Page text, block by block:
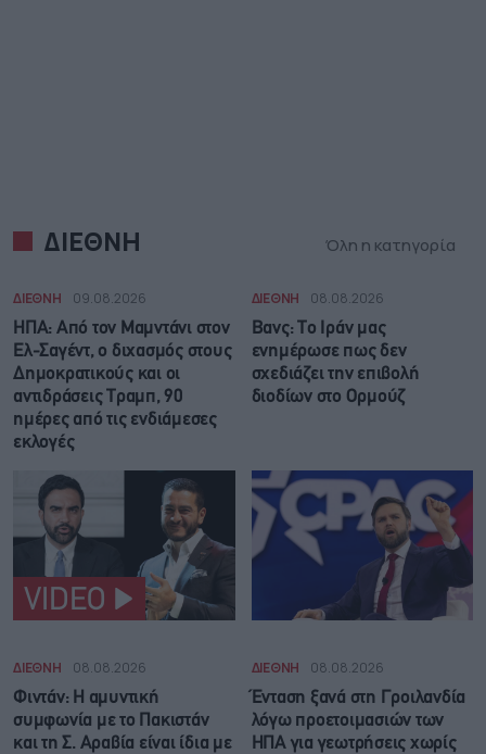
ΔΙΕΘΝΗ Όλη η κατηγορία
ΔΙΕΘΝΗ 09.08.2026
ΗΠΑ: Από τον Μαμντάνι στον
Ελ-Σαγέντ, ο διχασμός στους
Δημοκρατικούς και οι
αντιδράσεις Τραμπ, 90
ημέρες από τις ενδιάμεσες
εκλογές
VIDEO
ΔΙΕΘΝΗ 08.08.2026
Βανς: Το Ιράν μας
ενημέρωσε πως δεν
σχεδιάζει την επιβολή
διοδίων στο Ορμούζ
ΔΙΕΘΝΗ 08.08.2026
Φιντάν: Η αμυντική
συμφωνία με το Πακιστάν
και τη Σ. Αραβία είναι ίδια με
ΔΙΕΘΝΗ 08.08.2026
Ένταση ξανά στη Γροιλανδία
λόγω προετοιμασιών των
ΗΠΑ για γεωτρήσεις χωρίς